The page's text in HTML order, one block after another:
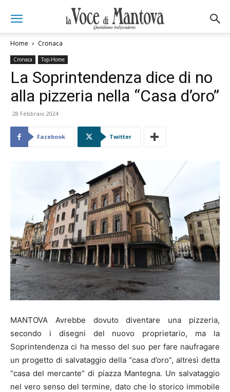
Home Cronaca
Cronaca Top-Home
La Soprintendenza dice di no
alla pizzeria nella “Casa d’oro”
28 Febbraio 2024
Facebook Twitter
MANTOVA Avrebbe dovuto diventare una pizzeria,
secondo i disegni del nuovo proprietario, ma la
Soprintendenza ci ha messo del suo per fare naufragare
un progetto di salvataggio della “casa d’oro”, altresì detta
“casa del mercante” di piazza Mantegna. Un salvataggio
nel vero senso del termine, dato che lo storico immobile